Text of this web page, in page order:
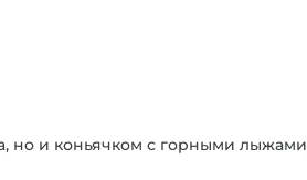
но и коньячком с горными